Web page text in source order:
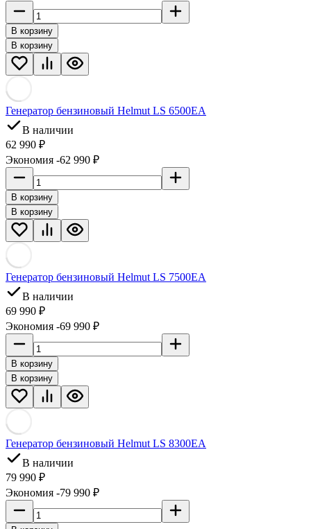
В корзину
В корзину
Генератор бензиновый Helmut LS 6500EA
В наличии
62 990 ₽
Экономия -62 990 ₽
В корзину
В корзину
Генератор бензиновый Helmut LS 7500EA
В наличии
69 990 ₽
Экономия -69 990 ₽
В корзину
В корзину
Генератор бензиновый Helmut LS 8300EA
В наличии
79 990 ₽
Экономия -79 990 ₽